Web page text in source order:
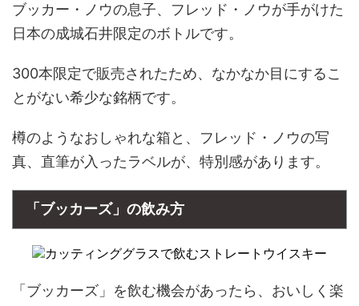
ブッカー・ノウの息子、フレッド・ノウが手がけた
日本の成城石井限定のボトルです。
300本限定で販売されたため、なかなか目にするこ
とがない希少な銘柄です。
樽のようなおしゃれな箱と、フレッド・ノウの写
真、直筆が入ったラベルが、特別感があります。
「ブッカーズ」の飲み方
「ブッカーズ」を飲む機会があったら、おいしく楽